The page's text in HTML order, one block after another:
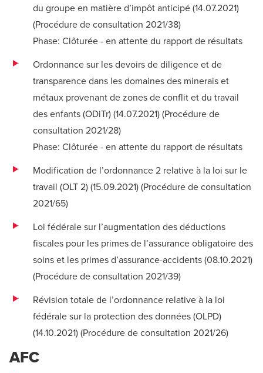
du groupe en matière d’impôt anticipé (14.07.2021)
(Procédure de consultation 2021/38)
Phase: Clôturée - en attente du rapport de résultats
Ordonnance sur les devoirs de diligence et de
transparence dans les domaines des minerais et
métaux provenant de zones de conflit et du travail
des enfants (ODiTr) (14.07.2021) (Procédure de
consultation 2021/28)
Phase: Clôturée - en attente du rapport de résultats
Modification de l’ordonnance 2 relative à la loi sur le
travail (OLT 2) (15.09.2021) (Procédure de consultation
2021/65)
Loi fédérale sur l’augmentation des déductions
fiscales pour les primes de l’assurance obligatoire des
soins et les primes d’assurance-accidents (08.10.2021)
(Procédure de consultation 2021/39)
Révision totale de l’ordonnance relative à la loi
fédérale sur la protection des données (OLPD)
(14.10.2021) (Procédure de consultation 2021/26)
AFC